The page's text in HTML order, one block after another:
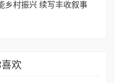
乡村振兴 续写丰收叙事
欢